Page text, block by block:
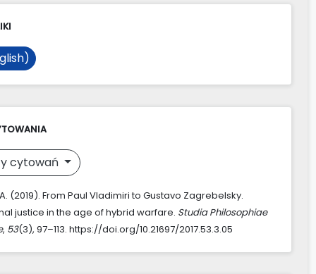
cytowań
(2019). From Paul Vladimiri to Gustavo Zagrebelsky.
justice in the age of hybrid warfare. Studia Philosophiae
, 53(3), 97–113. https://doi.org/10.21697/2017.53.3.05